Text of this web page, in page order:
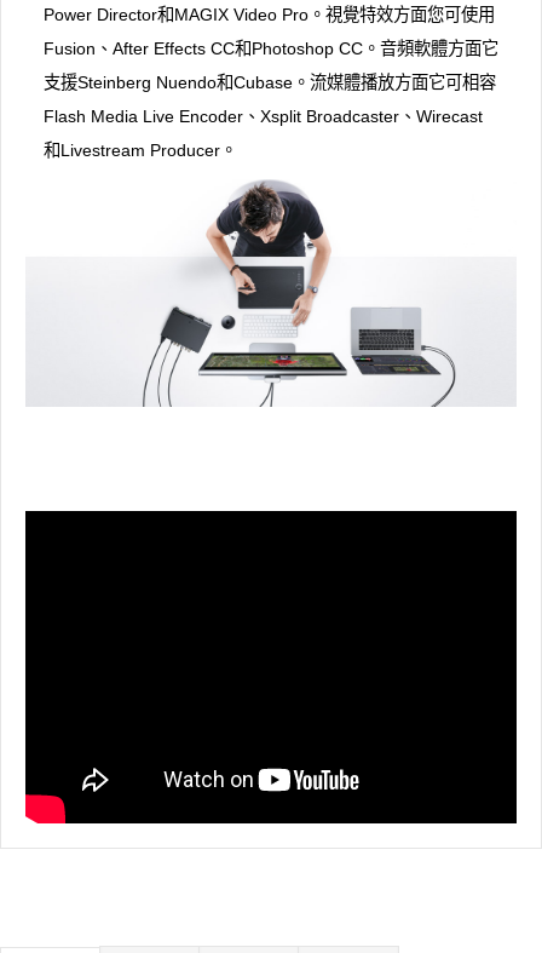
Power Director和MAGIX Video Pro。視覺特效方面您可使用
Fusion、After Effects CC和Photoshop CC。音頻軟體方面它
支援Steinberg Nuendo和Cubase。流媒體播放方面它可相容
Flash Media Live Encoder、Xsplit Broadcaster、Wirecast
和Livestream Producer。